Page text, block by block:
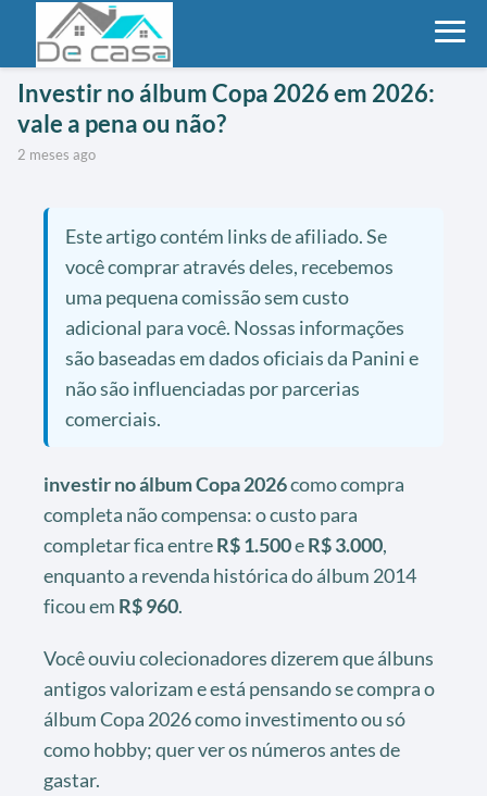
Investir no álbum Copa 2026 em 2026:
vale a pena ou não?
2 meses ago
Este artigo contém links de afiliado. Se
você comprar através deles, recebemos
uma pequena comissão sem custo
adicional para você. Nossas informações
são baseadas em dados oficiais da Panini e
não são influenciadas por parcerias
comerciais.
investir no álbum Copa 2026como compra
completa não compensa: o custo para
completar fica entreR$ 1.500eR$ 3.000,
enquanto a revenda histórica do álbum 2014
ficou em R$ 960.
Você ouviu colecionadores dizerem que álbuns
antigos valorizam e está pensando se compra o
álbum Copa 2026 como investimento ou só
como hobby; quer ver os números antes de
gastar.